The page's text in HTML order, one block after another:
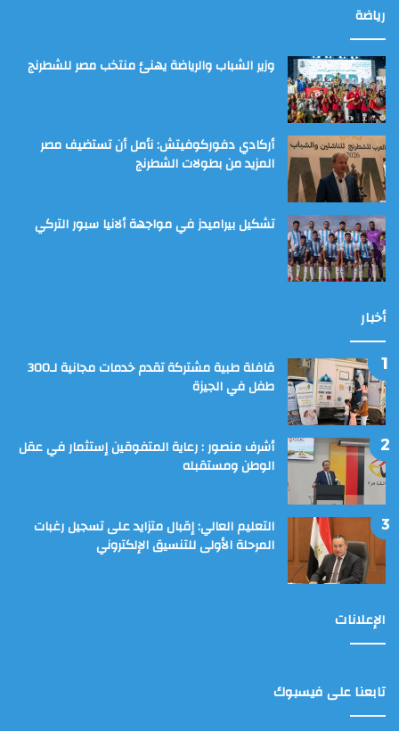
رياضة
وزير الشباب والرياضة يهنئ منتخب مصر للشطرنج
أركادي دفوركوفيتش: نأمل أن تستضيف مصر
المزيد من بطولات الشطرنج
تشكيل بيراميدز في مواجهة ألانيا سبور التركي
أخبار
قافلة طبية مشتركة تقدم خدمات مجانية لـ300
طفل في الجيزة
أشرف منصور : رعاية المتفوقين إستثمار في عقل
الوطن ومستقبله
التعليم العالي: إقبال متزايد على تسجيل رغبات
المرحلة الأولى للتنسيق الإلكتروني
الإعلانات
تابعنا على فيسبوك